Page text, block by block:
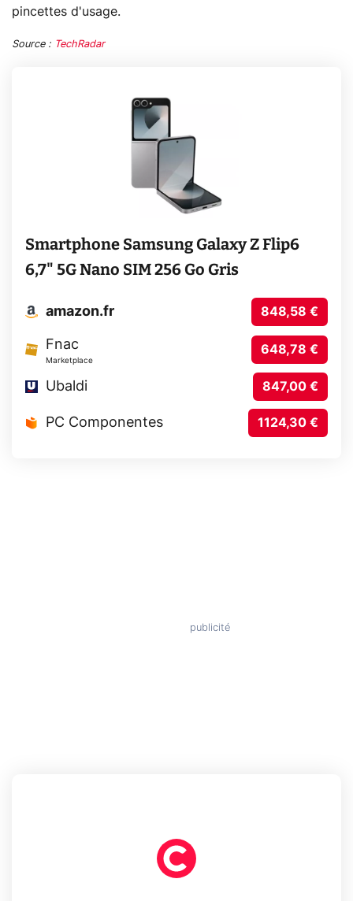
pincettes d'usage.
Source : TechRadar
Smartphone Samsung Galaxy Z Flip6
6,7" 5G Nano SIM 256 Go Gris
amazon.fr 848,58 €
Fnac
Marketplace
648,78 €
Ubaldi 847,00 €
PC Componentes 1124,30 €